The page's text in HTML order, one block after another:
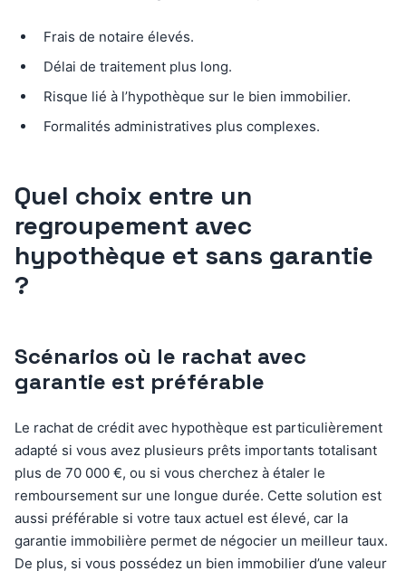
Frais de notaire élevés.
Délai de traitement plus long.
Risque lié à l’hypothèque sur le bien immobilier.
Formalités administratives plus complexes.
Quel choix entre un
regroupement avec
hypothèque et sans garantie
?
Scénarios où le rachat avec
garantie est préférable
Le rachat de crédit avec hypothèque est particulièrement
adapté si vous avez plusieurs prêts importants totalisant
plus de 70 000 €, ou si vous cherchez à étaler le
remboursement sur une longue durée. Cette solution est
aussi préférable si votre taux actuel est élevé, car la
garantie immobilière permet de négocier un meilleur taux.
De plus, si vous possédez un bien immobilier d’une valeur